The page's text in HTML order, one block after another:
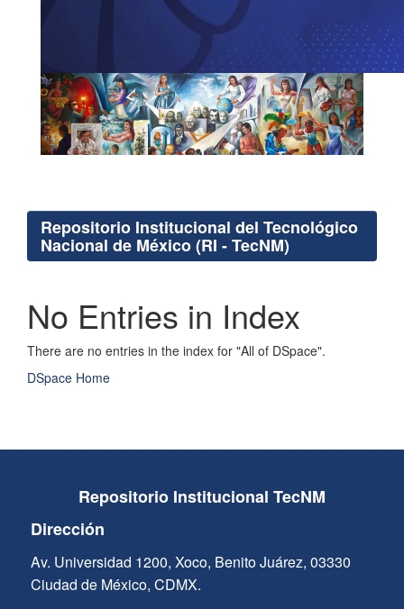
Repositorio Institucional del Tecnológico
Nacional de México (RI - TecNM)
No Entries in Index
There are no entries in the index for "All of DSpace".
DSpace Home
Repositorio Institucional TecNM
Dirección
Av. Universidad 1200, Xoco, Benito Juárez, 03330
Ciudad de México, CDMX.